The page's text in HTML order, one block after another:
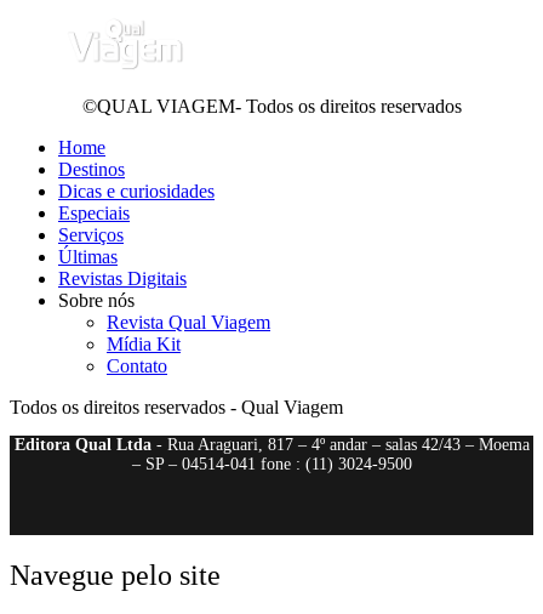
©QUAL VIAGEM- Todos os direitos reservados
Home
Destinos
Dicas e curiosidades
Especiais
Serviços
Últimas
Revistas Digitais
Sobre nós
Revista Qual Viagem
Mídia Kit
Contato
Todos os direitos reservados - Qual Viagem
Editora Qual Ltda- Rua Araguari, 817 – 4º andar – salas 42/43 – Moema
– SP – 04514-041 fone : (11) 3024-9500
Navegue pelo site